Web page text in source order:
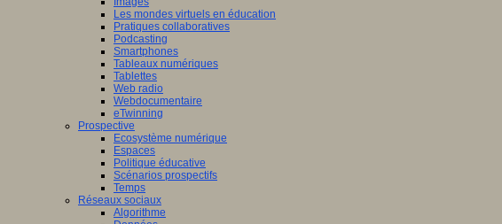
Les mondes virtuels en éducation
Pratiques collaboratives
Podcasting
Smartphones
Tableaux numériques
Tablettes
Web radio
Webdocumentaire
eTwinning
Prospective
Ecosystème numérique
Espaces
Politique éducative
Scénarios prospectifs
Temps
Réseaux sociaux
Algorithme